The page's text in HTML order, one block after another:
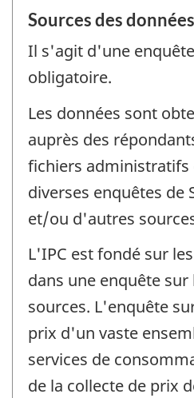
Sources des données
Il s'agit d'une
obligatoire.
Les données sont
auprès des
fichiers administratifs
diverses enquêtes de
et/ou d'autres
L'IPC est fondé sur
dans une enquête
sources. L'enquête
prix d'un vaste
services de
de la collecte de prix